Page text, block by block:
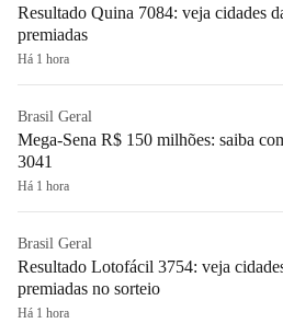
Resultado Quina 7084: veja cidades
premiadas
Há 1 hora
Brasil Geral
Mega-Sena R$ 150 milhões: saiba
3041
Há 1 hora
Brasil Geral
Resultado Lotofácil 3754: veja
premiadas no sorteio
Há 1 hora